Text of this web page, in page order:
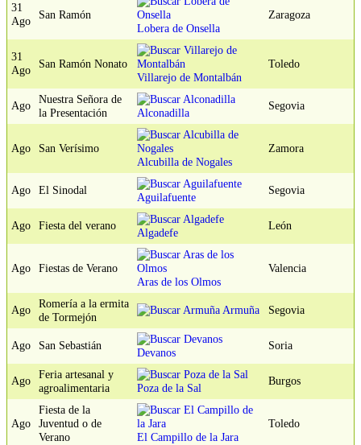
31
Ago
San Ramón
Lobera de Onsella
Zaragoza
31
Ago
San Ramón Nonato
Villarejo de Montalbán
Toledo
Ago
Nuestra Señora de
la Presentación
Alconadilla
Segovia
Ago
San Verísimo
Alcubilla de Nogales
Zamora
Ago El Sinodal
Aguilafuente
Segovia
Ago Fiesta del verano
Algadefe
León
Ago
Fiestas de Verano
Aras de los Olmos
Valencia
Ago
Romería a la ermita
de Tormejón
Armuña Segovia
Ago San Sebastián
Devanos
Soria
Ago
Feria artesanal y
agroalimentaria
Poza de la Sal
Burgos
Ago
Fiesta de la
Juventud o de
Verano
El Campillo de la Jara
Toledo